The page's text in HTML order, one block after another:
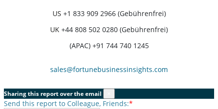
US +1 833 909 2966 (Gebührenfrei)
UK +44 808 502 0280 (Gebührenfrei)
(APAC) +91 744 740 1245
sales@fortunebusinessinsights.com
Sharing this report over the email
Send this report to Colleague, Friends:*